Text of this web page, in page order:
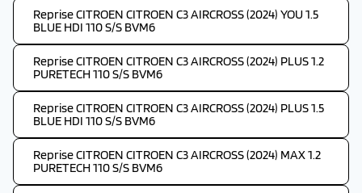
Reprise CITROEN CITROEN C3 AIRCROSS (2024) YOU 1.5
BLUE HDI 110 S/S BVM6
Reprise CITROEN CITROEN C3 AIRCROSS (2024) PLUS 1.2
PURETECH 110 S/S BVM6
Reprise CITROEN CITROEN C3 AIRCROSS (2024) PLUS 1.5
BLUE HDI 110 S/S BVM6
Reprise CITROEN CITROEN C3 AIRCROSS (2024) MAX 1.2
PURETECH 110 S/S BVM6